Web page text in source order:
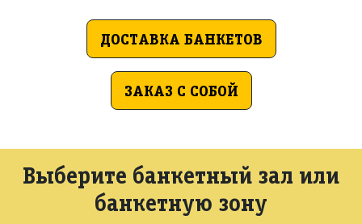
ДОСТАВКА БАНКЕТОВ
ЗАКАЗ С СОБОЙ
Выберите банкетный зал или
банкетную зону